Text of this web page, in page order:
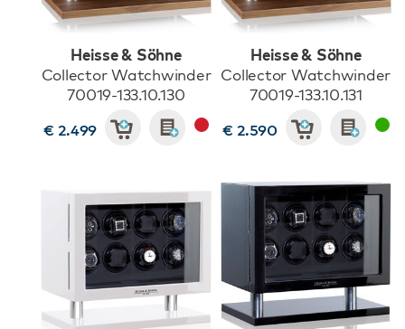
Heisse & Söhne
Collector Watchwinder
70019-133.10.130
€ 2.499
Heisse & Söhne
Collector Watchwinder
70019-133.10.131
€ 2.590